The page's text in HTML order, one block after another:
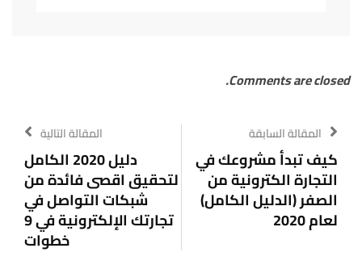
Comments are closed.
المقالة السابقة
كيف تبدأ مشروعك في
التجارة الكترونية من
الصفر (الدليل الكامل)
لعام 2020
المقالة التالية
دليل 2020 الكامل
لتحقيق اقصى فائدة من
شبكات التواصل في
تجارتك الإلكترونية في 9
خطوات